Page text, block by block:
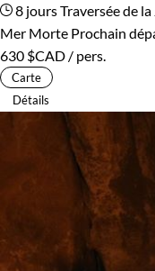
8 joursTraversée de
Mer Morte Prochain
630 $CAD / pers.
Carte
Détails